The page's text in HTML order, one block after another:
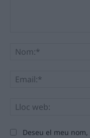
Deseu el meu